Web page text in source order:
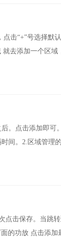
点击“+”号选择默
去添加一个区域
。点击添加即可
间。2.区域管理
点击保存。当跳转
的功放 点击添加